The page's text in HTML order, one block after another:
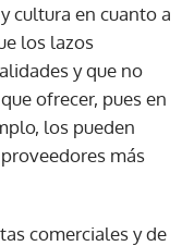
cultura en cuanto a
los lazos
y que no
ofrecer, pues en
los pueden
más
comerciales y de